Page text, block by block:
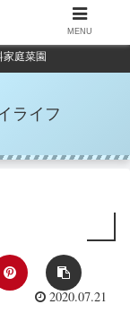
庭菜園
ライフ
2020.07.21
MENU